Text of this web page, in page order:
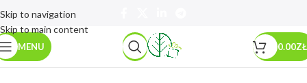
Skip to navigation
Skip to main content
MENU 0.00ZŁ